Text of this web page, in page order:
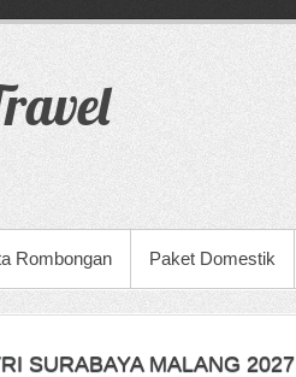
Rombongan Paket Domestik
SURABAYA MALANG 2027